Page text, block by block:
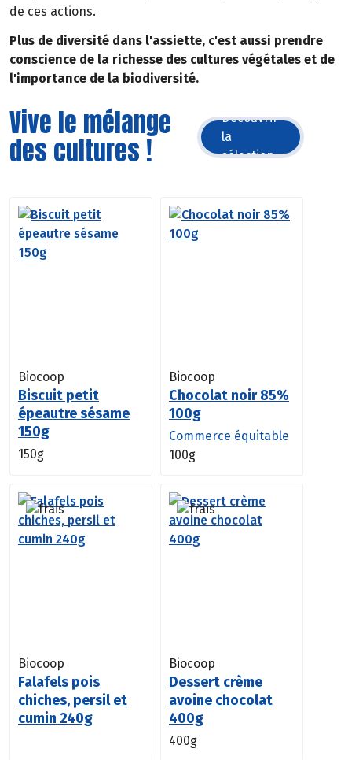
de ces actions.
Plus de diversité dans l'assiette, c'est aussi prendre
conscience de la richesse des cultures végétales et de
l'importance de la biodiversité.
Vive le mélange
des cultures !
Découvrir
la
sélection
Biocoop
Biscuit petit
épeautre sésame
150g
150g
Biocoop
Chocolat noir 85%
100g
Commerce équitable
100g
Biocoop
Falafels pois
chiches, persil et
cumin 240g
Biocoop
Dessert crème
avoine chocolat
400g
400g